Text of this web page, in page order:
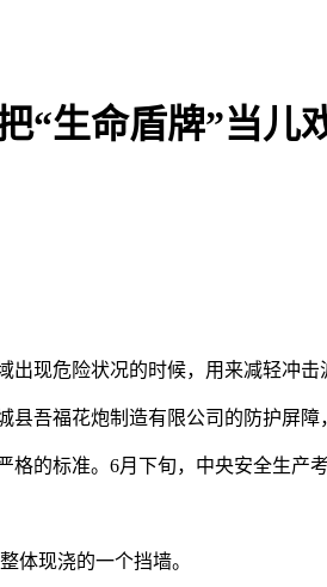
“生命盾牌”当儿
危险状况的时候，用来减轻冲击
福花炮制造有限公司的防护屏障
标准。6月下旬，中央安全生产
现浇的一个挡墙。